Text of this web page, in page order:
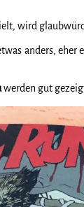
wird
anders, eher
werden gut